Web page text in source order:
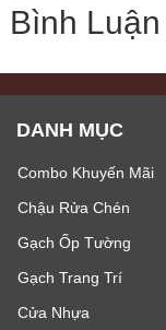
Bình Luận
DANH MỤC
Combo Khuyến Mãi
Chậu Rửa Chén
Gạch Ốp Tường
Gạch Trang Trí
Cửa Nhựa